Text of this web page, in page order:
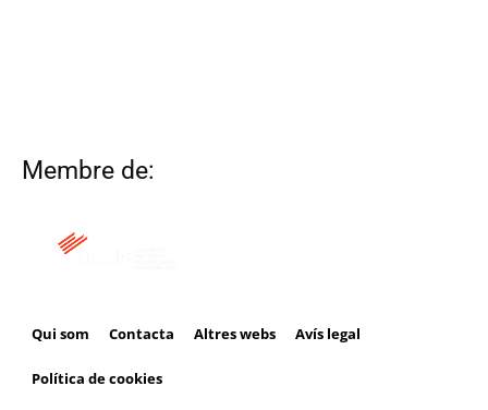
Membre de:
Qui som Contacta Altres webs Avís legal
Política de cookies